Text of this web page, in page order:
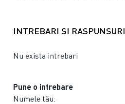
INTREBARI SI RASPUNSURI
Nu exista intrebari
Pune o intrebare
Numele tău: